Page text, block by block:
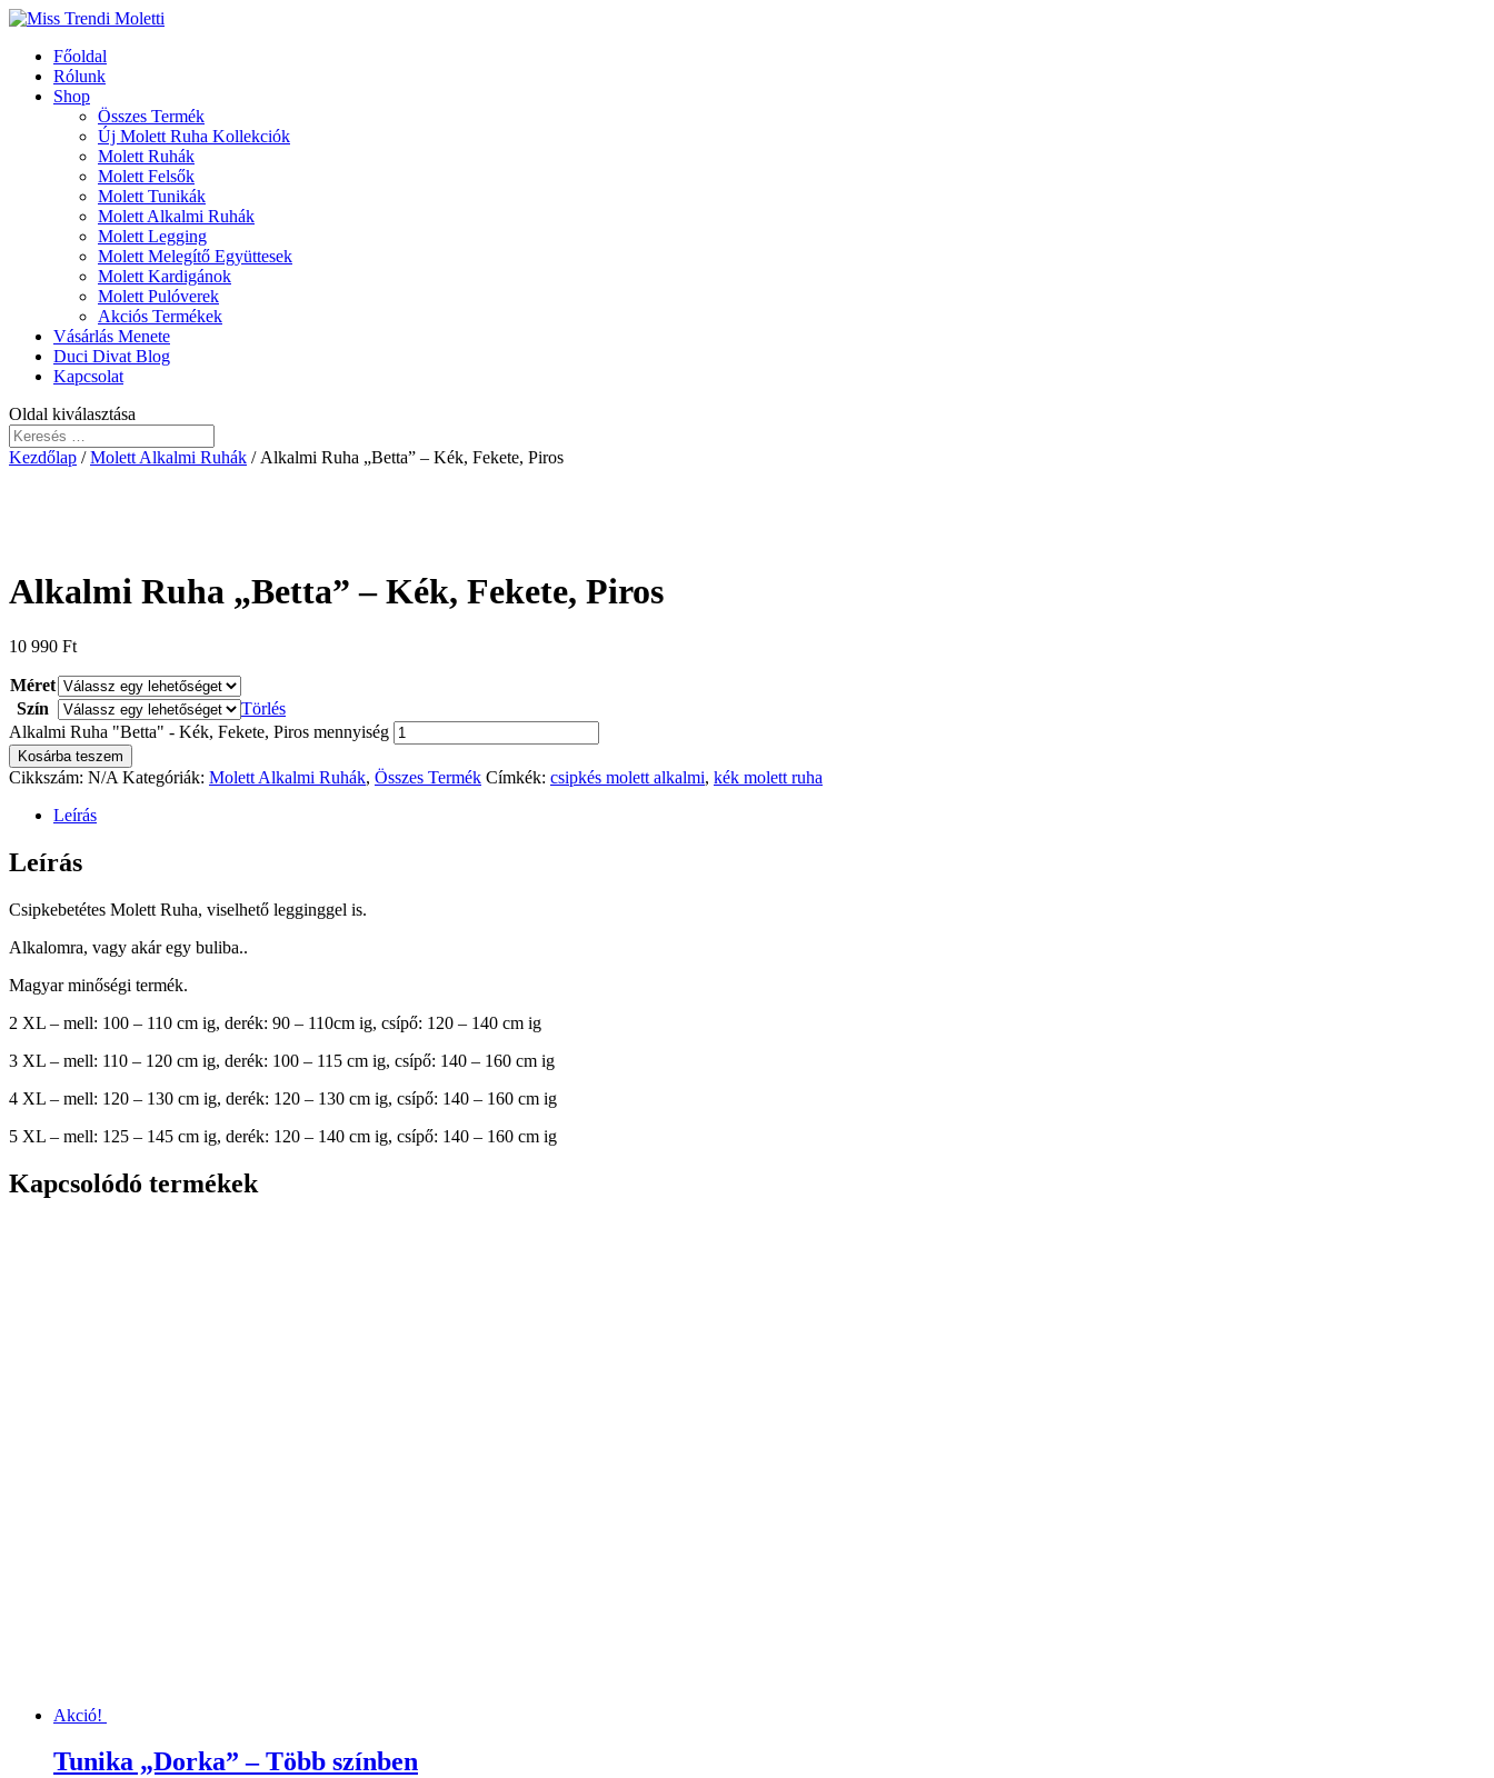
Főoldal
Rólunk
Shop
Összes Termék
Új Molett Ruha Kollekciók
Molett Ruhák
Molett Felsők
Molett Tunikák
Molett Alkalmi Ruhák
Molett Legging
Molett Melegítő Együttesek
Molett Kardigánok
Molett Pulóverek
Akciós Termékek
Vásárlás Menete
Duci Divat Blog
Kapcsolat
Oldal kiválasztása
Kezdőlap /Molett Alkalmi Ruhák / Alkalmi Ruha „Betta” – Kék, Fekete, Piros
Alkalmi Ruha „Betta” – Kék, Fekete, Piros
10 990 Ft
Méret
Szín
Törlés
Alkalmi Ruha "Betta" - Kék, Fekete, Piros mennyiség
Kosárba teszem
Cikkszám: N/A Kategóriák: Molett Alkalmi Ruhák, Összes Termék Címkék: csipkés molett alkalmi, kék molett ruha
Leírás
Leírás
Csipkebetétes Molett Ruha, viselhető legginggel is.
Alkalomra, vagy akár egy buliba..
Magyar minőségi termék.
2 XL – mell: 100 – 110 cm ig, derék: 90 – 110cm ig, csípő: 120 – 140 cm ig
3 XL – mell: 110 – 120 cm ig, derék: 100 – 115 cm ig, csípő: 140 – 160 cm ig
4 XL – mell: 120 – 130 cm ig, derék: 120 – 130 cm ig, csípő: 140 – 160 cm ig
5 XL – mell: 125 – 145 cm ig, derék: 120 – 140 cm ig, csípő: 140 – 160 cm ig
Kapcsolódó termékek
Akció!
Tunika „Dorka” – Több színben